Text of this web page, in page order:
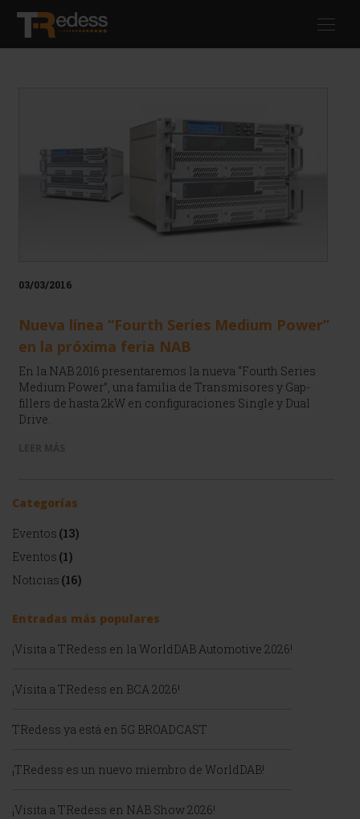
contenido
principal
03/03/2016
Nueva línea “Fourth Series Medium Power”
en la próxima feria NAB
En la NAB 2016 presentaremos la nueva “Fourth Series
Medium Power”, una familia de Transmisores y Gap-
fillers de hasta 2kW en configuraciones Single y Dual
Drive.
Categorías
Eventos (13)
Eventos (1)
Noticias (16)
Entradas más populares
¡Visita a TRedess en la WorldDAB Automotive 2026!
¡Visita a TRedess en BCA 2026!
TRedess ya está en 5G BROADCAST
¡TRedess es un nuevo miembro de WorldDAB!
¡Visita a TRedess en NAB Show 2026!